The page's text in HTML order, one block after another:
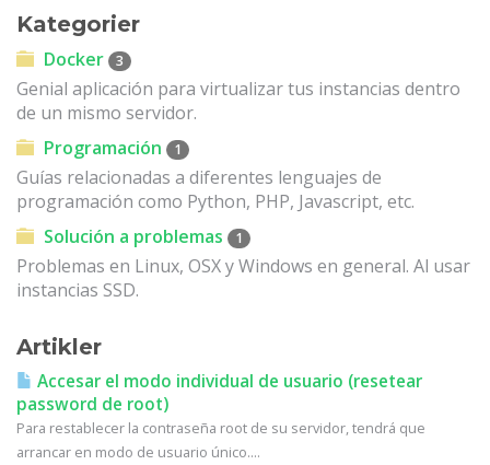
Kategorier
Docker 3
Genial aplicación para virtualizar tus instancias dentro
de un mismo servidor.
Programación
1
Guías relacionadas a diferentes lenguajes de
programación como Python, PHP, Javascript, etc.
Solución a problemas
1
Problemas en Linux, OSX y Windows en general. Al usar
instancias SSD.
Artikler
Accesar el modo individual de usuario (resetear
password de root)
Para restablecer la contraseña root de su servidor, tendrá que
arrancar en modo de usuario único....